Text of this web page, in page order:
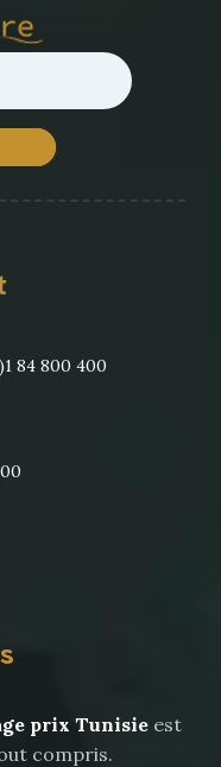
84 800 400
prix Tunisieest
compris.